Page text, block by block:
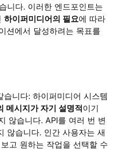
니다. 이러한 엔드포인트는
하이퍼미디어의 필요에 따라
션에서 달성하려는 목표를
니다: 하이퍼미디어 시스템
메시지가 자기 설명적이기
않습니다. API를 여러 번 변
않습니다. 인간 사용자는 새
고 원하는 작업을 선택할 수